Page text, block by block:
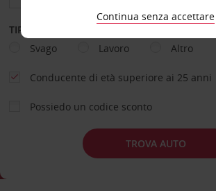
TIPOLOGIA DI NOLEGGIO
Svago
Lavoro Altro
Conducente di età superiore ai 25 anni
Possiedo un codice sconto
TROVA AUTO
Continua senza accettare